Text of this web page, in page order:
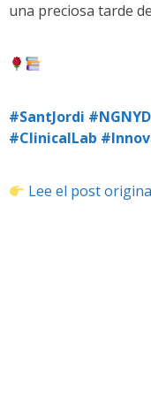
una preciosa tarde
#SantJordi
#ClinicalLab
Lee el post